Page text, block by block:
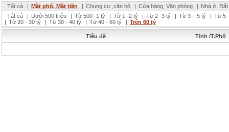
Tất cả
| Mặt phố, Mặt tiền | Chung cư ,căn hộ | Cửa hàng, Văn phòng | Nhà ở,
Tất cả
| Dưới 500 triệu | Từ 500 -1 tỷ | Từ 1 -2 tỷ | Từ 2 -3 tỷ | Từ 3 – 5 tỷ | Từ 5
| Từ 20 - 30 tỷ | Từ 30 - 40 tỷ | Từ 40 - 60 tỷ | Trên 60 tỷ
Tiêu đề Tỉnh /T.Phố